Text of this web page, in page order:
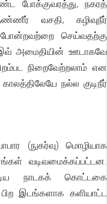
போக்குவரத்து, நகரத்
வசதி, கழிவுநீர்
செய்வதற்கு
அமைதியின் ஊடாகவே
நிறைவேற்றலாம் என
நல்ல குடிநீர்
(நுகர்வு) மொழியாக
வடிவமைக்கப்பட்டன.
நாடகக் கொட்டகை
இடங்களாக களியாட்ட